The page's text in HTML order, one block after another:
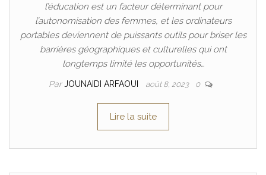
l’éducation est un facteur déterminant pour
l’autonomisation des femmes, et les ordinateurs
portables deviennent de puissants outils pour briser les
barrières géographiques et culturelles qui ont
longtemps limité les opportunités…
ParJOUNAIDI ARFAOUI août 8, 2023 0
Lire la suite